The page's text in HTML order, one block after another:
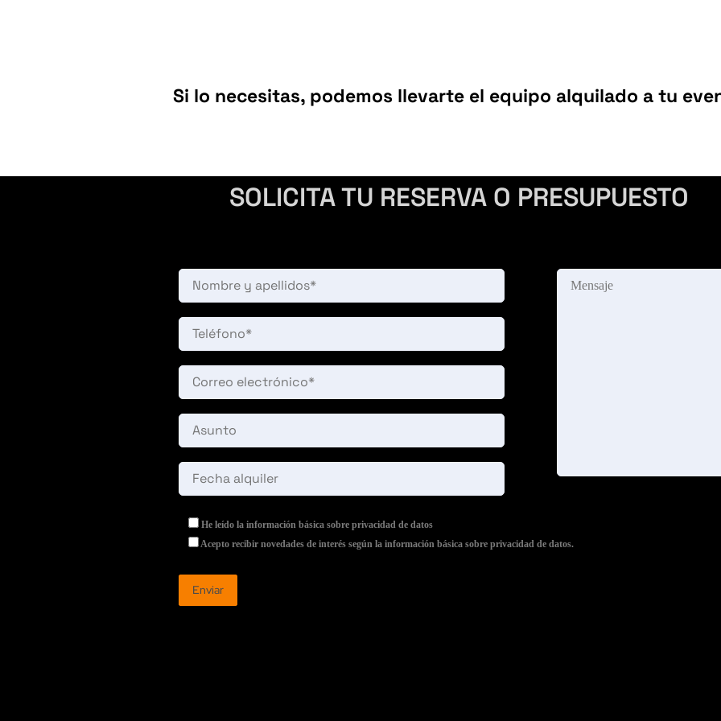
Si lo necesitas, podemos llevarte el equipo alquilado a tu
SOLICITA TU RESERVA O PRESUPUESTO
He leído la información básica sobre privacidad de datos
Acepto recibir novedades de interés según la información básica sobre privacidad de datos.